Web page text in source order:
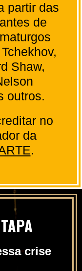
partir das
de
Shaw,
outros.
no
da
.
crise